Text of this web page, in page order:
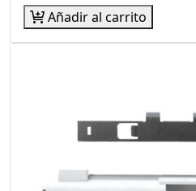
Añadir al carrito